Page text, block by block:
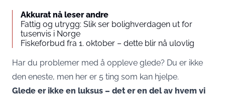
Akkurat nå leser andre
Fattig og utrygg: Slik ser bolighverdagen ut for
tusenvis i Norge
Fiskeforbud fra 1. oktober – dette blir nå ulovlig
Har du problemer med å oppleve glede? Du er ikke
den eneste, men her er 5 ting som kan hjelpe.
Glede er ikke en luksus – det er en del av hvem vi